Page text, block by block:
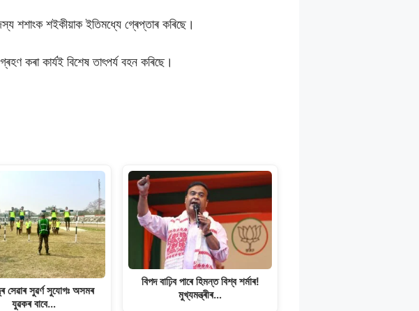
শশাংক শইকীয়াক ইতিমধ্যে গ্ৰেপ্তাৰ কৰিছে।
কৰা কাৰ্যই বিশেষ তাৎপৰ্য বহন কৰিছে।
সেৱাৰ সুৱৰ্ণ সুযোগঃ অসমৰ
যুৱকৰ বাবে…
বিপদ বাঢ়িব পাৰে হিমন্ত বিশ্ব শৰ্মাৰ!
মুখ্যমন্ত্ৰীৰ…